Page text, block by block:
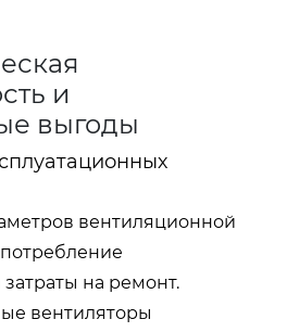
и
выгоды
вентиляционной
на ремонт.
вентиляторы